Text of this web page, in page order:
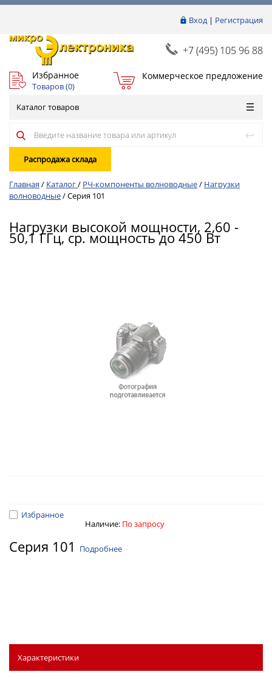
Вход| Регистрация
+7 (495) 105 96 88
Избранное
Товаров (0)
Коммерческое предложение
Каталог товаров
Распродажа склада
Главная / Каталог/ РЧ-компоненты волноводные/ Нагрузки
волноводные/Серия 101
Нагрузки высокой мощности, 2,60 -
50,1 ГГц, ср. мощность до 450 Вт
Избранное
Наличие: По запросу
Серия 101 Подробнее
Характеристики